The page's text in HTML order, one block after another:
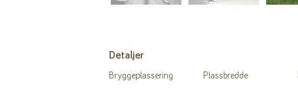
Detaljer
Bryggeplassering Plassbredde